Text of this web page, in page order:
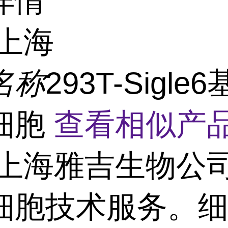
海
称293T-Sigle6
胞 查看相似产
海雅吉生物公
胞技术服务。